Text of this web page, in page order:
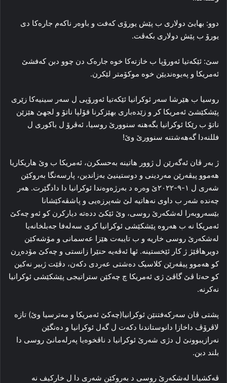
دوو: بهایێ دولاری ب پێش یورۆی کەفت و باوەر ناکەم جارەکا دی
یورۆ ب پێش دولاری بکەڤت.
سێ: ئێکەتیا ئەورۆپا ب خازتەکا خوە جارەک دن چوو دبن کەفشێ
ئەمریکا و پەیوەندیێن خوە موکۆمتر لێکرن.
روسیا ب هێرشا سەر ئوکرانیا ئێکەتیا ئەورۆپی ل سەر سینیەکا زێری
پێشکێشێ ئەمریکا کر و زێدەباری بهێزکرنا قۆلپا ناتۆ و لجهێ هێزێن
ناتۆ ب رێکا ئوکرانیا بگەهنە سنوورێ روسیا، ئەڤرۆ ل باکوری ل
فللنەدا گەهەشتنە سنوورێ وێ!
ژ بەر ڤان ئەگەرێن ل ژوور هاتینە بەحسکرن، ئەمریکا ب وێ هاریکاریا
هەموو پیڤەرێن مەردینی و دوستینیێ بەزاندین، پارسەنگا بەروکێن
شەری ل ١-٩-٢٠٢٢ێ وەرە د بەرژەوەندا ئوکرانیا دا دادگێرت. هەر
چەندە شەر ب داوی نەهاتیە لێ شەپرزەیی و پاشڤەکێشانا
بێسەروبەرا لەشکەرێ روسی، وێ ئێکێ ددەتە دیارکرن کو ئەو چەکێ
ئەمریکا نە ب هەروە پێشكێشی ئوکرانیا کری سەلەفا جەبلخانەیا
لەشکەرێ روسی خاریە و ب تایبەت هێزا عەسمانی و مۆشەکێن
دویرهاڤێژ ژ کار ئێخستینە. ئها ئەڤەیە حنێرا زانستی و چەکێ مۆدەڕن
کو هەموو پیڤەرێن کلاسیک دەشتی عەردی دکەن، دڤێت ژبیر نەکین
کو حەتا ڤێ گاڤێ ژی ئەمریکا چ چەکێن ستراتیجی پێشكێشی ئوکرانیا
نەکرنە.
پشتی ڤان سەرکەفتنێن ئوکرانیا(چەکێ ئەمریکا و مەترسیا وێ) تازە
لاڤرۆڤ داخازا دانوستاندنا دکەت ل گەل ئوکرانیا و دەنگێن
نەرازیبوونێ ل دژی شەرێ ئوکرانیا د ناڤخوەیا پەرلەمانێ روسی دا
بلند دبن.
ڤەکشیانا لەشکەرێ روسی د بەروکێن شەری دا ل خارکیف نە